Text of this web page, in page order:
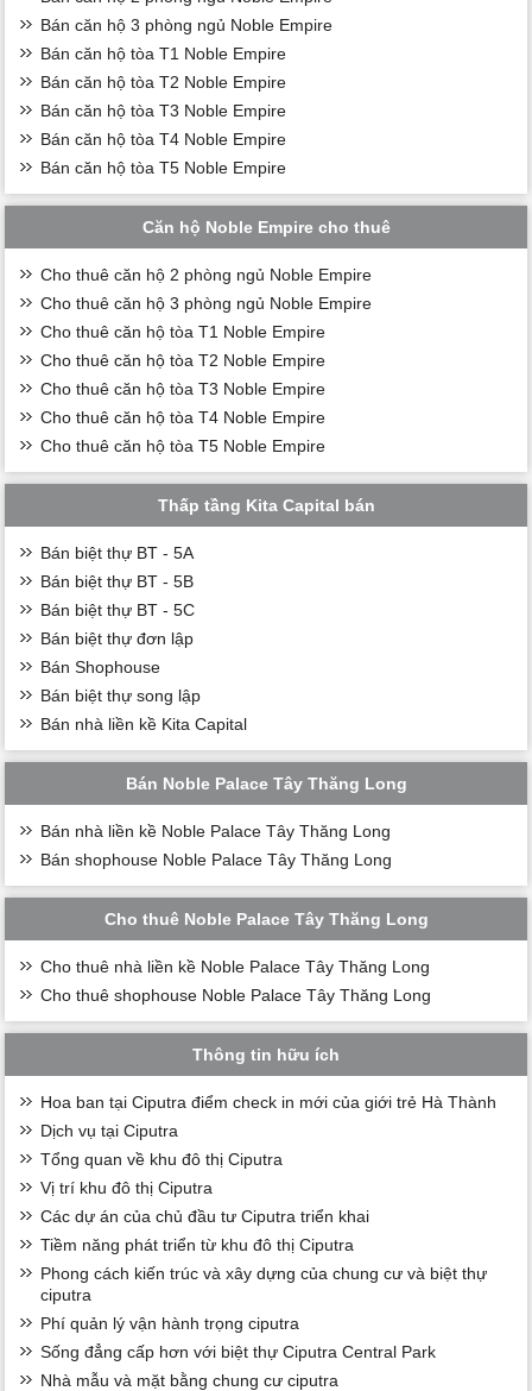
Bán căn hộ 3 phòng ngủ Noble Empire
Bán căn hộ tòa T1 Noble Empire
Bán căn hộ tòa T2 Noble Empire
Bán căn hộ tòa T3 Noble Empire
Bán căn hộ tòa T4 Noble Empire
Bán căn hộ tòa T5 Noble Empire
Căn hộ Noble Empire cho thuê
Cho thuê căn hộ 2 phòng ngủ Noble Empire
Cho thuê căn hộ 3 phòng ngủ Noble Empire
Cho thuê căn hộ tòa T1 Noble Empire
Cho thuê căn hộ tòa T2 Noble Empire
Cho thuê căn hộ tòa T3 Noble Empire
Cho thuê căn hộ tòa T4 Noble Empire
Cho thuê căn hộ tòa T5 Noble Empire
Thấp tầng Kita Capital bán
Bán biệt thự BT - 5A
Bán biệt thự BT - 5B
Bán biệt thự BT - 5C
Bán biệt thự đơn lập
Bán Shophouse
Bán biệt thự song lập
Bán nhà liền kề Kita Capital
Bán Noble Palace Tây Thăng Long
Bán nhà liền kề Noble Palace Tây Thăng Long
Bán shophouse Noble Palace Tây Thăng Long
Cho thuê Noble Palace Tây Thăng Long
Cho thuê nhà liền kề Noble Palace Tây Thăng Long
Cho thuê shophouse Noble Palace Tây Thăng Long
Thông tin hữu ích
Hoa ban tại Ciputra điểm check in mới của giới trẻ Hà Thành
Dịch vụ tại Ciputra
Tổng quan về khu đô thị Ciputra
Vị trí khu đô thị Ciputra
Các dự án của chủ đầu tư Ciputra triển khai
Tiềm năng phát triển từ khu đô thị Ciputra
Phong cách kiến trúc và xây dựng của chung cư và biệt thự
ciputra
Phí quản lý vận hành trọng ciputra
Sống đẳng cấp hơn với biệt thự Ciputra Central Park
Nhà mẫu và mặt bằng chung cư ciputra